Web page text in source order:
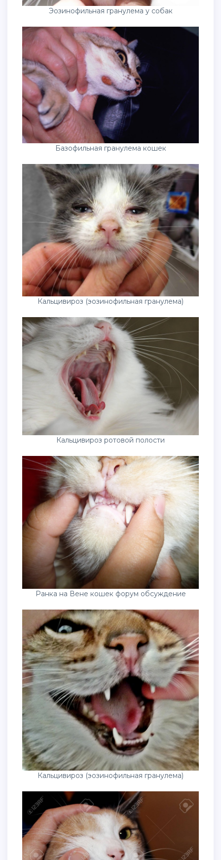
Эозинофильная гранулема у собак
Базофильная гранулема кошек
Кальцивироз (эозинофильная гранулема)
Кальцивироз ротовой полости
Ранка на Вене кошек форум обсуждение
Кальцивироз (эозинофильная гранулема)